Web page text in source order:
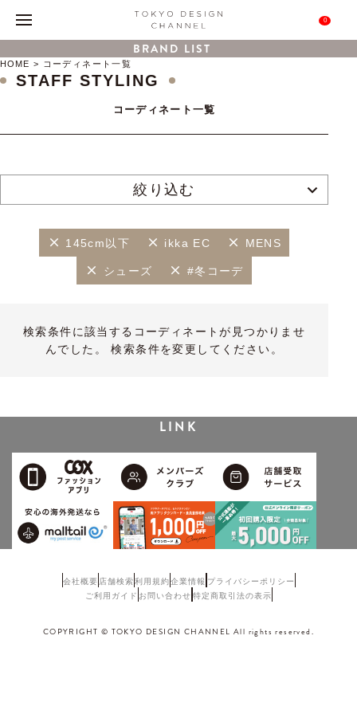
0
BRAND LIST
HOME コーディネート一覧
STAFF STYLING
コーディネート一覧
絞り込む
145cm以下 ikka EC MENS
シューズ #冬コーデ
検索条件に該当するコーディネートが見つかりませ
んでした。 検索条件を変更してください。
LINK
会社概要 店舗検索利用規約企業情報 プライバシーポリシー
ご利用ガイド お問い合わせ 特定商取引法の表示
COPYRIGHT © TOKYO DESIGN CHANNEL All rights reserved.